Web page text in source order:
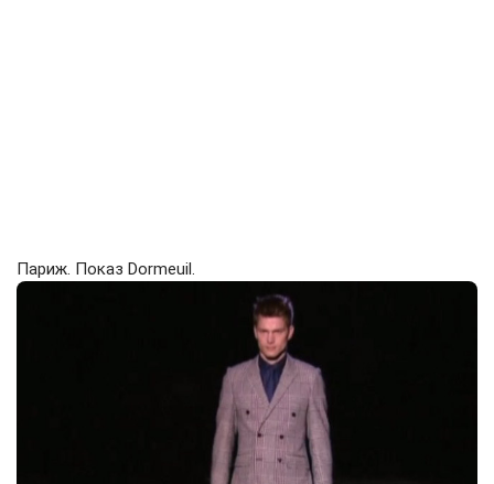
Париж. Показ Dormeuil.